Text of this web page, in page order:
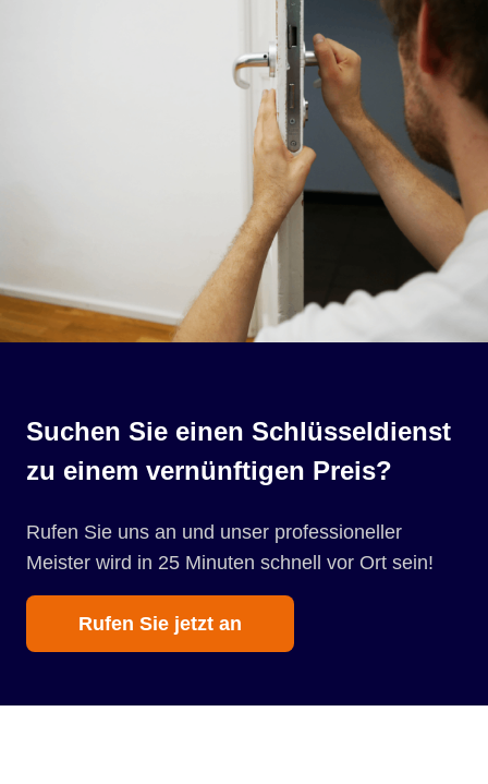
Suchen Sie einen Schlüsseldienst
zu einem vernünftigen Preis?
Rufen Sie uns an und unser professioneller
Meister wird in 25 Minuten schnell vor Ort sein!
Rufen Sie jetzt an